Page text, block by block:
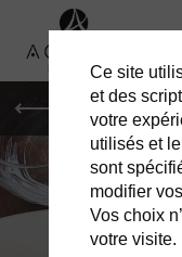
Ce site
et des
votre
utilisés et
sont
modifier
Vos choix
votre visite.